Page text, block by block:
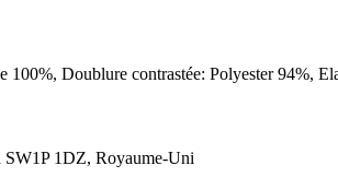
Doublure contrastée: Polyester 94%,
SW1P 1DZ, Royaume-Uni